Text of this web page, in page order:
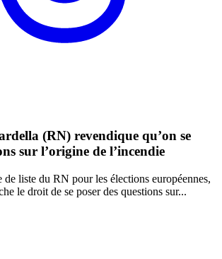
(RN) revendique qu’on se
sur l’origine de l’incendie
de liste du RN pour les élections européennes,
le droit de se poser des questions sur...